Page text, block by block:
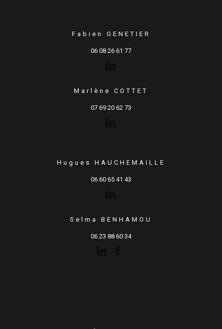
Fabien GENETIER
06 08 26 61 77
Marlène COTTET
07 69 20 62 73
Hugues HAUCHEMAILLE
06 60 65 41 43
Selma BENHAMOU
06 23 88 60 34